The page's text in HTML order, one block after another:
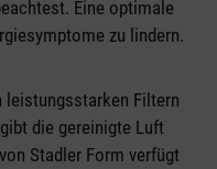
Eine optimale
zu lindern.
Filtern
die gereinigte Luft
von Stadler Form verfügt